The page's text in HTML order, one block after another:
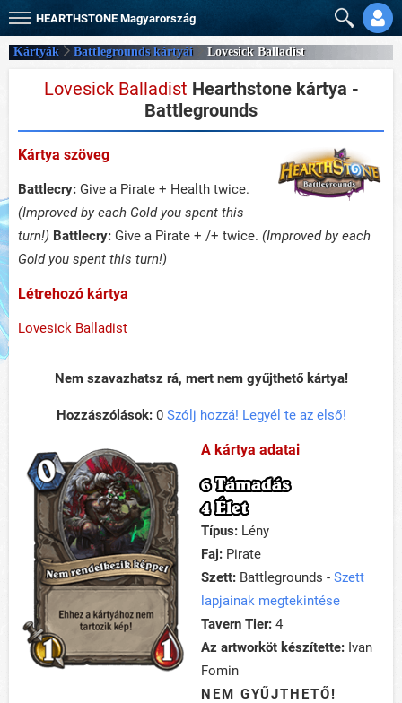
HEARTHSTONE Magyarország
Kártyák Battlegrounds kártyái Lovesick Balladist
Lovesick Balladist Hearthstone kártya -
Battlegrounds
Kártya szöveg
Battlecry: Give a Pirate + Health twice.
(Improved by each Gold you spent this
turn!) Battlecry: Give a Pirate + /+ twice. (Improved by each
Gold you spent this turn!)
Létrehozó kártya
Lovesick Balladist
Nem szavazhatsz rá, mert nem gyűjthető kártya!
Hozzászólások:0 Szólj hozzá! Legyél te az első!
A kártya adatai
6 Támadás
4 Élet
Típus: Lény
Faj: Pirate
Szett: Battlegrounds - Szett
lapjainak megtekintése
Tavern Tier: 4
Az artworköt készítette: Ivan
Fomin
NEM GYŰJTHETŐ!